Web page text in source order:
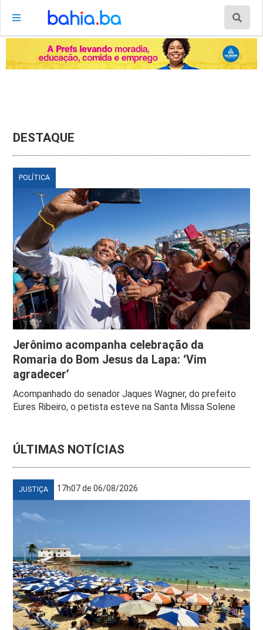
DESTAQUE
POLÍTICA
Jerônimo acompanha celebração da
Romaria do Bom Jesus da Lapa: ‘Vim
agradecer’
Acompanhado do senador Jaques Wagner, do prefeito
Eures Ribeiro, o petista esteve na Santa Missa Solene
ÚLTIMAS NOTÍCIAS
JUSTIÇA 17h07 de 06/08/2026